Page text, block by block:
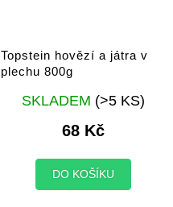
Topstein hovězí a játra v
plechu 800g
Průměrné
hodnocení
produktu
je
z
SKLADEM (>5 KS)
68 Kč
DO KOŠÍKU